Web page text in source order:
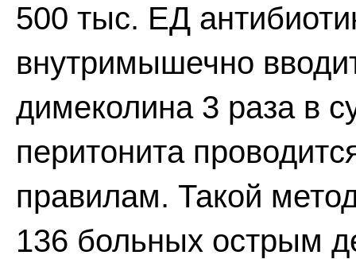
500 тыс. ЕД
внутримышечно
димеколина 3 раза в
перитонита
правилам. Такой
136 больных острым